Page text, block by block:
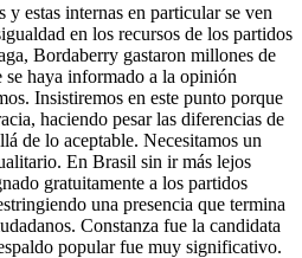
y estas internas en particular se ven
en los recursos de los partidos
Bordaberry gastaron millones de
haya informado a la opinión
Insistiremos en este punto porque
haciendo pesar las diferencias de
de lo aceptable. Necesitamos un
En Brasil sin ir más lejos
gratuitamente a los partidos
una presencia que termina
Constanza fue la candidata
popular fue muy significativo.